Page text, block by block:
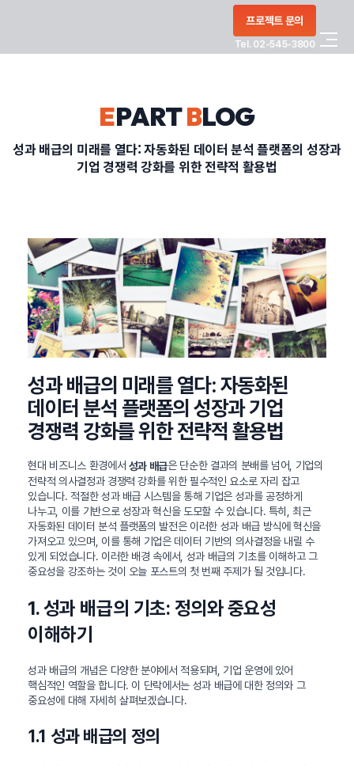
프로젝트 문의
Tel. 02-545-3800
PORTFOLIO
CONTACT
정부지원사업
EPARTBLOG
성과 배급의 미래를 열다: 자동화된 데이터 분석 플랫폼의 성장과
기업 경쟁력 강화를 위한 전략적 활용법
성과 배급의 미래를 열다: 자동화된
데이터 분석 플랫폼의 성장과 기업
경쟁력 강화를 위한 전략적 활용법
현대 비즈니스 환경에서 성과 배급은 단순한 결과의 분배를 넘어, 기업의
전략적 의사결정과 경쟁력 강화를 위한 필수적인 요소로 자리 잡고
있습니다. 적절한 성과 배급 시스템을 통해 기업은 성과를 공정하게
나누고, 이를 기반으로 성장과 혁신을 도모할 수 있습니다. 특히, 최근
자동화된 데이터 분석 플랫폼의 발전은 이러한 성과 배급 방식에 혁신을
가져오고 있으며, 이를 통해 기업은 데이터 기반의 의사결정을 내릴 수
있게 되었습니다. 이러한 배경 속에서, 성과 배급의 기초를 이해하고 그
중요성을 강조하는 것이 오늘 포스트의 첫 번째 주제가 될 것입니다.
1. 성과 배급의 기초: 정의와 중요성
이해하기
성과 배급의 개념은 다양한 분야에서 적용되며, 기업 운영에 있어
핵심적인 역할을 합니다. 이 단락에서는 성과 배급에 대한 정의와 그
중요성에 대해 자세히 살펴보겠습니다.
1.1 성과 배급의 정의